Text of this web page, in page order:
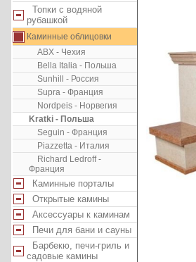
Топки с водяной
рубашкой
Каминные облицовки
ABX - Чехия
Bella Italia - Польша
Sunhill - Россия
Supra - Франция
Nordpeis - Норвегия
Kratki - Польша
Seguin - Франция
Piazzetta - Италия
Richard Ledroff -
Франция
Каминные порталы
Открытые камины
Аксессуары к каминам
Печи для бани и сауны
Барбекю, печи-гриль и
садовые камины